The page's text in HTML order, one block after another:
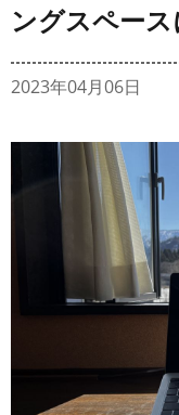
ングスペー
2023年04月06日